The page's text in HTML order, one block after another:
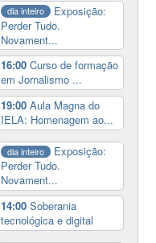
dia inteiro
Exposição:
Perder Tudo.
Novament...
16:00Curso de formação
em Jornalismo ...
19:00Aula Magna do
IELA: Homenagem ao...
dia inteiro
Exposição:
Perder Tudo.
Novament...
14:00Soberania
tecnológica e digital